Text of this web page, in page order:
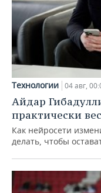
Технологии 04 авг,
Айдар
практически
Как нейросети
делать, чтобы